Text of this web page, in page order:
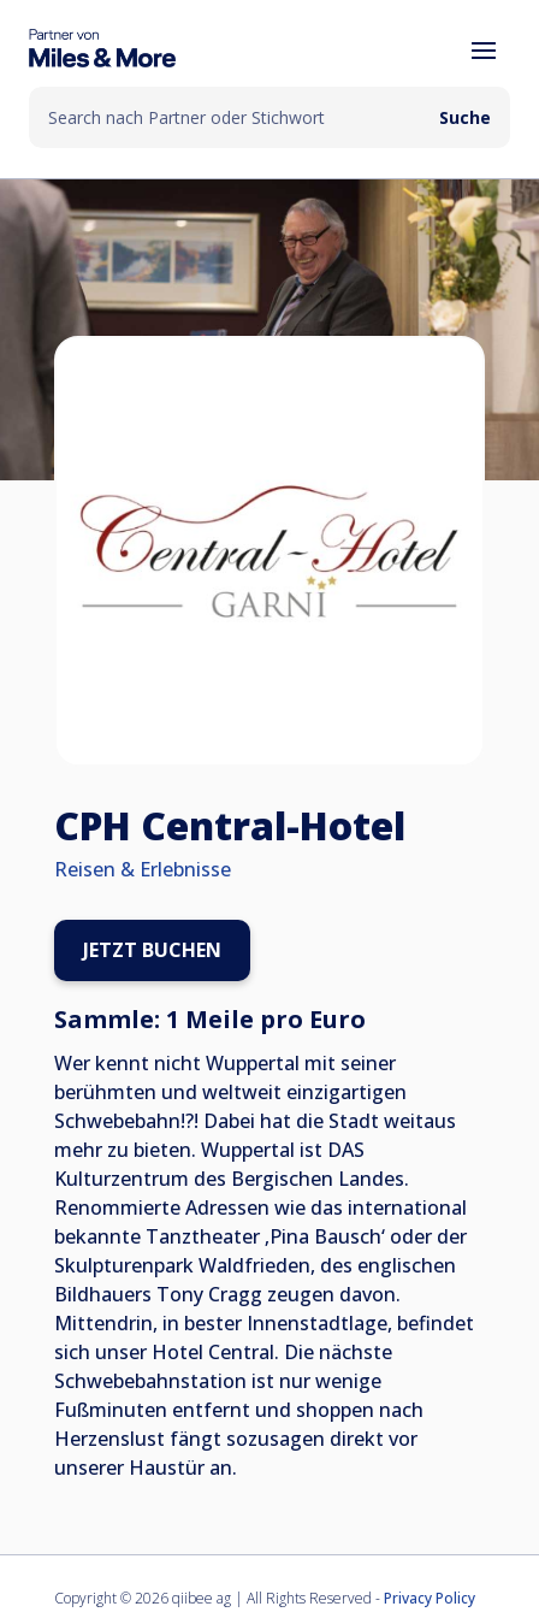
CPH Central-Hotel
Reisen & Erlebnisse
JETZT BUCHEN
Sammle: 1 Meile pro Euro
Wer kennt nicht Wuppertal mit seiner
berühmten und weltweit einzigartigen
Schwebebahn!?! Dabei hat die Stadt weitaus
mehr zu bieten. Wuppertal ist DAS
Kulturzentrum des Bergischen Landes.
Renommierte Adressen wie das international
bekannte Tanztheater ‚Pina Bausch‘ oder der
Skulpturenpark Waldfrieden, des englischen
Bildhauers Tony Cragg zeugen davon.
Mittendrin, in bester Innenstadtlage, befindet
sich unser Hotel Central. Die nächste
Schwebebahnstation ist nur wenige
Fußminuten entfernt und shoppen nach
Herzenslust fängt sozusagen direkt vor
unserer Haustür an.
Copyright ©2026 qiibee ag | All Rights Reserved -Privacy Policy